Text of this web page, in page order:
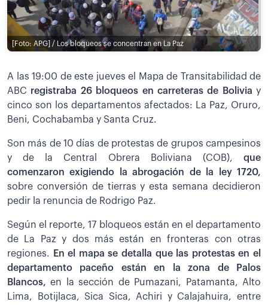
[Foto: APG] / Los bloqueos se concentran en La Paz
A las 19:00 de este jueves el Mapa de Transitabilidad de
ABC registraba 26 bloqueos en carreteras de Bolivia y
cinco son los departamentos afectados: La Paz, Oruro,
Beni, Cochabamba y Santa Cruz.
Son más de 10 días de protestas de grupos campesinos
y de la Central Obrera Boliviana (COB), que
comenzaron exigiendo la abrogación de la ley 1720,
sobre conversión de tierras y esta semana decidieron
pedir la renuncia de Rodrigo Paz.
Según el reporte, 17 bloqueos están en el departamento
de La Paz y dos más están en fronteras con otras
regiones.
En el mapa se detalla que las protestas en el
departamento paceño están en la zona de Palos
Blancos, en la sección de Pumazani, Patamanta, Alto
Lima, Botijlaca, Sica Sica, Achiri y Calajahuira, entre